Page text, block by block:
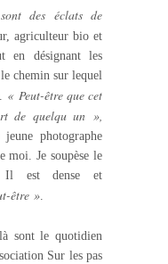
des éclats de
agriculteur bio et
en désignant les
chemin sur lequel
« Peut-être que cet
de quelqu un »,
photographe
moi. Je soupèse le
Il est dense et
être ».
sont le quotidien
Sur les pas